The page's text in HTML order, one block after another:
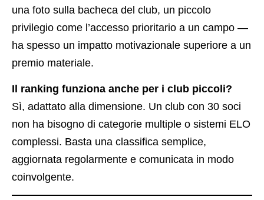
una foto sulla bacheca del club, un piccolo
privilegio come l’accesso prioritario a un campo —
ha spesso un impatto motivazionale superiore a un
premio materiale.
Il ranking funziona anche per i club piccoli?
Sì, adattato alla dimensione. Un club con 30 soci
non ha bisogno di categorie multiple o sistemi ELO
complessi. Basta una classifica semplice,
aggiornata regolarmente e comunicata in modo
coinvolgente.